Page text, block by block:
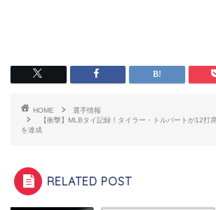
HOME
選手情報
【衝撃】MLBタイ記録！タイラー・トルバートが12打
を達成
RELATED POST